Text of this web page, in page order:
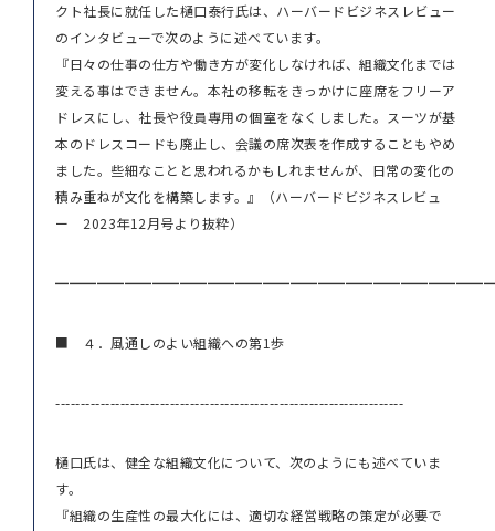
クト社長に就任した樋口泰行氏は、ハーバードビジネスレビュー
のインタビューで次のように述べています。
『日々の仕事の仕方や働き方が変化しなければ、組織文化までは
変える事はできません。本社の移転をきっかけに座席をフリーア
ドレスにし、社長や役員専用の個室をなくしました。スーツが基
本のドレスコードも廃止し、会議の席次表を作成することもやめ
ました。些細なことと思われるかもしれませんが、日常の変化の
積み重ねが文化を構築します。』（ハーバードビジネスレビュ
ー 2023年12月号より抜粋）
■ ４．風通しのよい組織への第1歩
----------------------------------------------------------------------
樋口氏は、健全な組織文化について、次のようにも述べていま
す。
『組織の生産性の最大化には、適切な経営戦略の策定が必要で